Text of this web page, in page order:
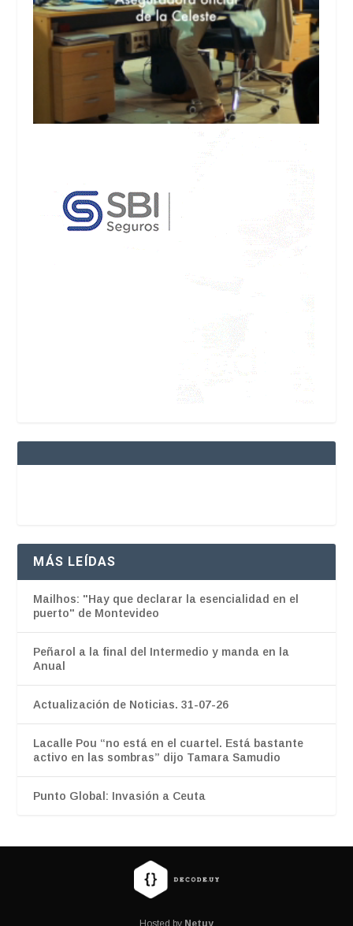
MÁS LEÍDAS
Mailhos: "Hay que declarar la esencialidad en el
puerto" de Montevideo
Peñarol a la final del Intermedio y manda en la
Anual
Actualización de Noticias. 31-07-26
Lacalle Pou “no está en el cuartel. Está bastante
activo en las sombras” dijo Tamara Samudio
Punto Global: Invasión a Ceuta
Hosted by Netuy